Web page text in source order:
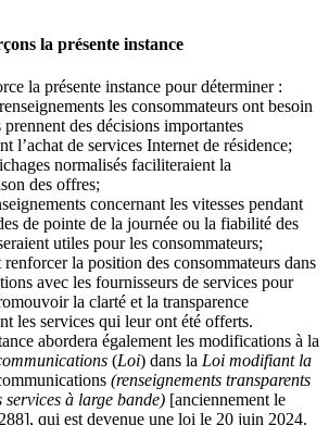
la présente instance
la présente instance pour déterminer :
les consommateurs ont besoin
prennent des décisions importantes
l’achat de services Internet de résidence;
normalisés faciliteraient la
des offres;
concernant les vitesses pendant
de pointe de la journée ou la fiabilité des
utiles pour les consommateurs;
renforcer la position des consommateurs dans
avec les fournisseurs de services pour
la clarté et la transparence
les services qui leur ont été offerts.
abordera également les modifications à la
(Loi) dans la Loi modifiant la
(renseignements transparents
services à large bande) [anciennement le
qui est devenue une loi le 20 juin 2024.